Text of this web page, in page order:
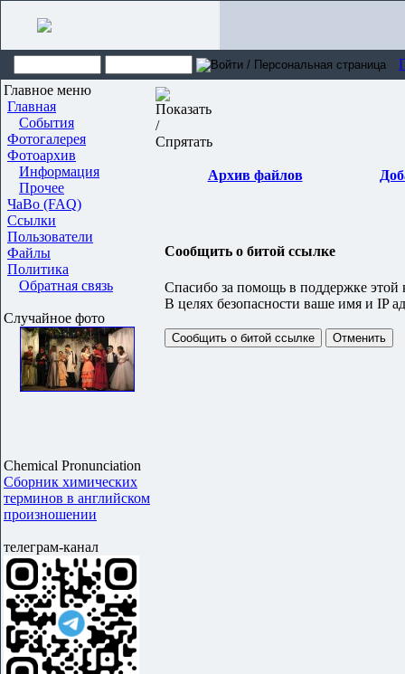
Главное меню
Главная
События
Фотогалерея
Фотоархив
Информация
Прочее
ЧаВо (FAQ)
Ссылки
Пользователи
Файлы
Политика
Обратная связь
Случайное фото
Chemical Pronunciation
Сборник химических
терминов в английском
произношении
телеграм-канал
Архив файлов
Сообщить о битой ссылке
Спасибо за помощь в поддержке этой
В целях безопасности ваше имя и IP